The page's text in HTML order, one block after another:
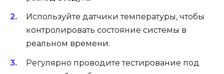
Используйте датчики температуры, чтобы
контролировать состояние системы в
реальном времени.
Регулярно проводите тестирование под